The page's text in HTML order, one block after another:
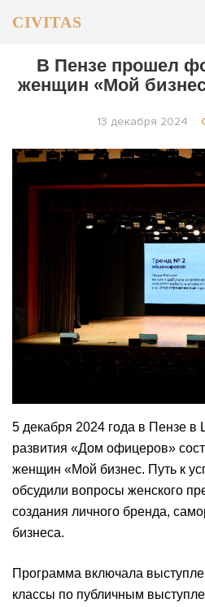
CIVITAS
ОБЩЕСТВО
В Пензе прошел
женщин «Мой
13 декабря 2024
5 декабря 2024 года в Пензе в
развития «Дом офицеров»
женщин «Мой бизнес. Путь к
обсудили вопросы женского
создания личного бренда,
бизнеса.
Программа включала
классы по публичным